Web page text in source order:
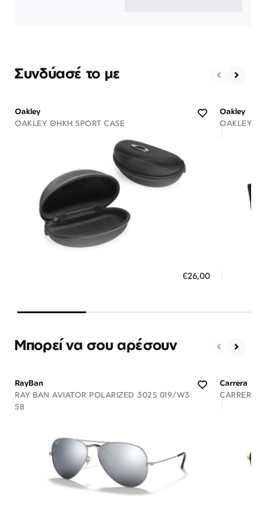
Συνδύασέ το με
Oakley
OAKLEY ΘΉΚΗ SPORT CASE
€26,00
Διαθέσιμο
Oakley
OAKLEY
Μπορεί να σου αρέσουν
RayBan
RAY BAN AVIATOR POLARIZED 3025 019/W3
58
Carrera
CARRERA